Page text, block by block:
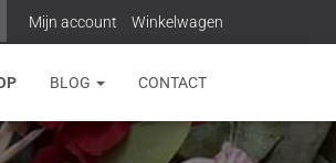
k
Mijn account Winkelwagen
BLOG CONTACT